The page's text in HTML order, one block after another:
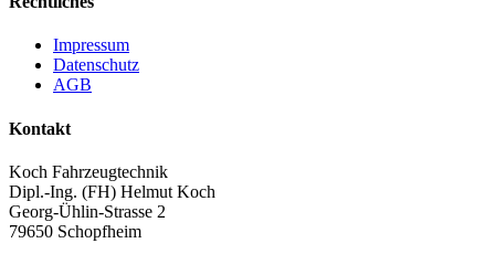
Impressum
Datenschutz
AGB
Kontakt
Koch Fahrzeugtechnik
Dipl.-Ing. (FH) Helmut Koch
Georg-Ühlin-Strasse 2
79650 Schopfheim